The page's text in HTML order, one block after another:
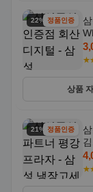
22% 할인정품인증
상품
21% 할인정품인증